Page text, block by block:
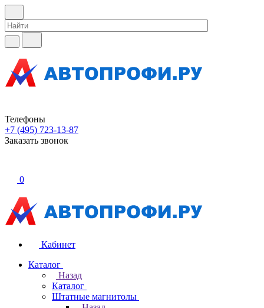
Телефоны
+7 (495) 723-13-87
Заказать звонок
0
Кабинет
Каталог
Назад
Каталог
Штатные магнитолы